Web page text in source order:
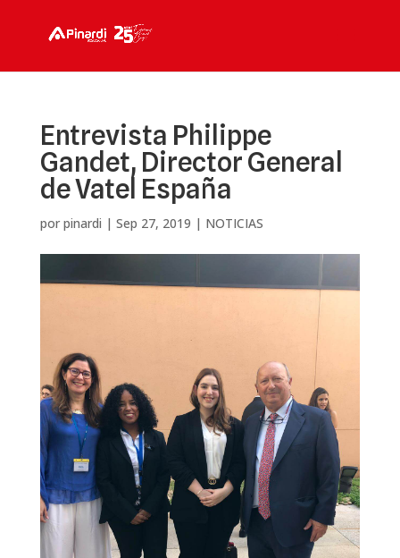
Entrevista Philippe
Gandet, Director General
de Vatel España
por pinardi | Sep 27, 2019 | NOTICIAS